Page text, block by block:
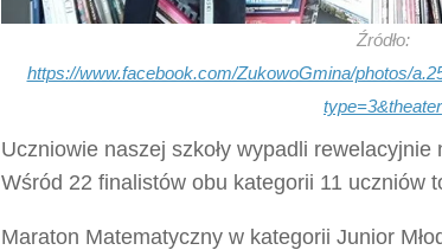
Źródło:
https://www.facebook.com/ZukowoGmina/photos/
type=3&theater
Uczniowie naszej szkoły wypadli
Wśród 22 finalistów obu kategorii 11 uczniów
Maraton Matematyczny w kategorii Junior